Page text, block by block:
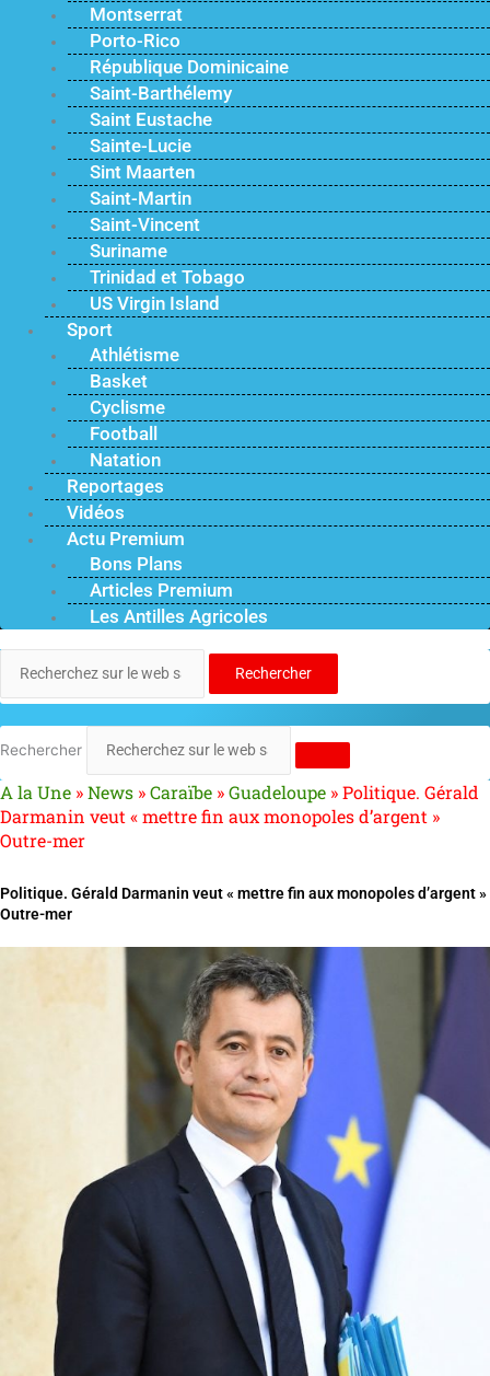
Montserrat
Porto-Rico
République Dominicaine
Saint-Barthélemy
Saint Eustache
Sainte-Lucie
Sint Maarten
Saint-Martin
Saint-Vincent
Suriname
Trinidad et Tobago
US Virgin Island
Sport
Athlétisme
Basket
Cyclisme
Football
Natation
Reportages
Vidéos
Actu Premium
Bons Plans
Articles Premium
Les Antilles Agricoles
Rechercher
Rechercher
A la Une »News »Caraïbe »Guadeloupe »Politique. Gérald
Darmanin veut « mettre fin aux monopoles d’argent »
Outre-mer
Politique. Gérald Darmanin veut « mettre fin aux monopoles d’argent »
Outre-mer